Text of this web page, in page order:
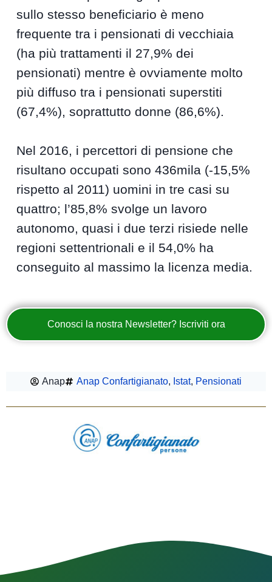
sullo stesso beneficiario è meno
frequente tra i pensionati di vecchiaia
(ha più trattamenti il 27,9% dei
pensionati) mentre è ovviamente molto
più diffuso tra i pensionati superstiti
(67,4%), soprattutto donne (86,6%).
Nel 2016, i percettori di pensione che
risultano occupati sono 436mila (-15,5%
rispetto al 2011) uomini in tre casi su
quattro; l’85,8% svolge un lavoro
autonomo, quasi i due terzi risiede nelle
regioni settentrionali e il 54,0% ha
conseguito al massimo la licenza media.
Conosci la nostra Newsletter? Iscriviti ora
Anap Anap Confartigianato, Istat, Pensionati